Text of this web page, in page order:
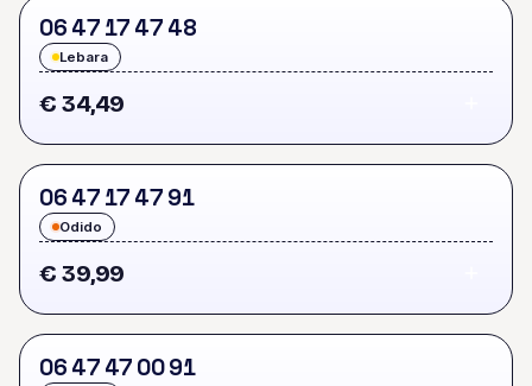
06 47 17 47 48
Lebara
€ 34,49
06 47 17 47 91
Odido
€ 39,99
06 47 47 0091